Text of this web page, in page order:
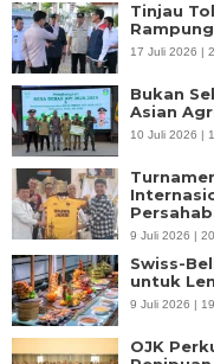
Tinjau
17 Juli 2026 |
Bukan
Asian
10 Juli 2026 |
9 Juli 2026 |
Swiss-
untuk
9 Juli 2026 |
OJK